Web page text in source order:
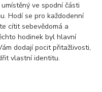
ve spodní části
Hodí se pro každodenní
cítit sebevědomá a
hodinek byl hlavní
dodají pocit přitažlivosti,
vlastní identitu.